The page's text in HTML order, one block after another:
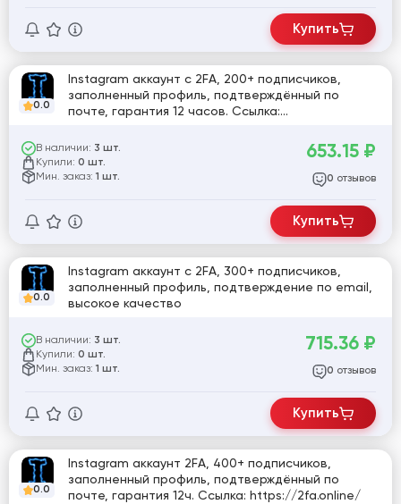
Купить
0.0
Instagram аккаунт с 2FA, 200+ подписчиков,
заполненный профиль, подтверждённый по
почте, гарантия 12 часов. Ссылка:
В наличии: 3 шт.
Купили: 0 шт.
Мин. заказ: 1 шт.
653.15 ₽
0 отзывов
Купить
0.0
Instagram аккаунт с 2FA, 300+ подписчиков,
заполненный профиль, подтверждение по email,
высокое качество
В наличии: 3 шт.
Купили: 0 шт.
Мин. заказ: 1 шт.
715.36 ₽
0 отзывов
Купить
0.0
Instagram аккаунт 2FA, 400+ подписчиков,
заполненный профиль, подтверждённый по
почте, гарантия 12ч. Ссылка: https://2fa.online/